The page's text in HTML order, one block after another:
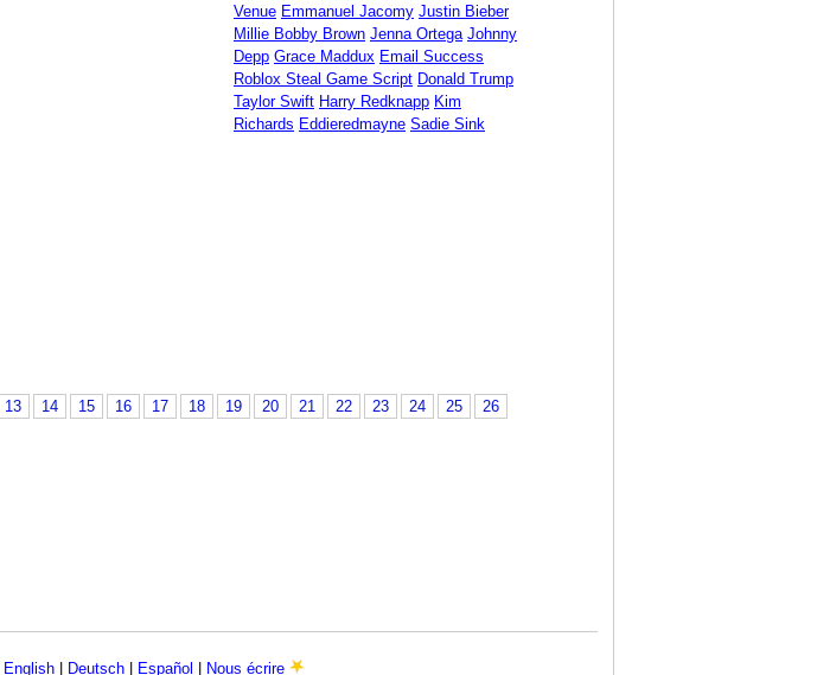
Venue Emmanuel Jacomy Justin Bieber
Millie Bobby Brown Jenna Ortega Johnny
Depp Grace Maddux Email Success
Roblox Steal Game Script Donald Trump
Taylor Swift Harry Redknapp Kim
Richards Eddieredmayne Sadie Sink
13 14 15 16 17 18 19 20 21 22 23 24 25 26
English| Deutsch| Español | Nous écrire